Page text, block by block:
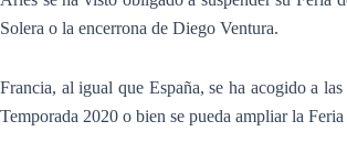
Solera o la encerrona de Diego Ventura.
Francia, al igual que España, se ha acogido a
Temporada 2020 o bien se pueda ampliar la